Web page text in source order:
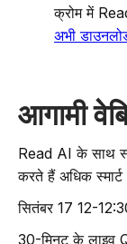
क्रोम में
अभी
आगामी
Read AI के साथ
करते हैं अधिक स्मार्ट
सितंबर 17 12-
30-मिनट के लाइव